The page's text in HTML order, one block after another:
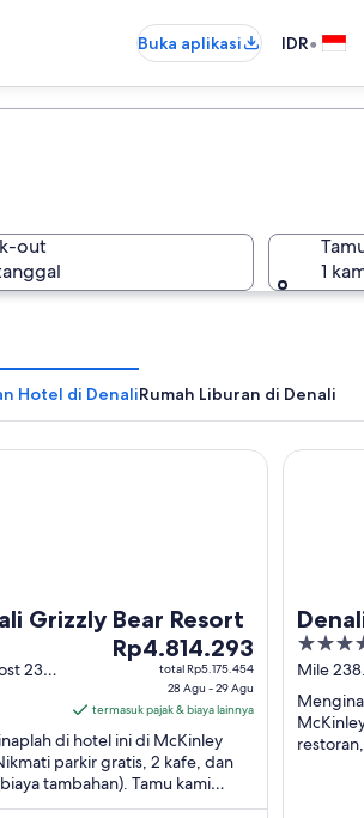
Buka aplikasi IDR•
out
1
Hotel di DenaliRumah Liburan di Denali
Grizzly Bear Resort
231.1
Park
Harga
Rp4.814.293
malam
dari
28
Agu
Rp4.814.293
total Rp5.175.454
28 Agu - 29 Agu
termasuk pajak & biaya lainnya
di hotel ini di McKinley
parkir gratis, 2 kafe, dan
tambahan). Tamu kami
staf di ulasan kami. Objek wisata
Bear Resort
Lodge
3.5
out
of
5
Mile
National
Denali